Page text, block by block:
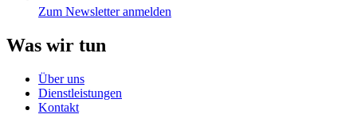
Zum Newsletter anmelden
Was wir tun
Über uns
Dienstleistungen
Kontakt